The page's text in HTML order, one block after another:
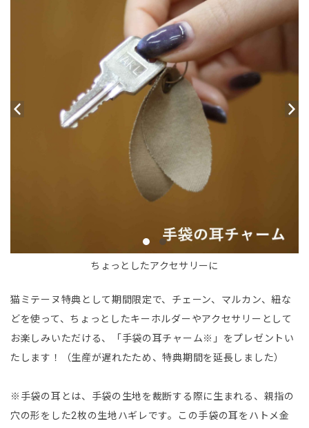
ちょっとしたアクセサリーに
猫ミテーヌ特典として期間限定で、チェーン、マルカン、紐な
どを使って、ちょっとしたキーホルダーやアクセサリーとして
お楽しみいただける、「手袋の耳チャーム※」をプレゼントい
たします！（生産が遅れたため、特典期間を延長しました）
※手袋の耳とは、手袋の生地を裁断する際に生まれる、親指の
穴の形をした2枚の生地ハギレです。この手袋の耳をハトメ金